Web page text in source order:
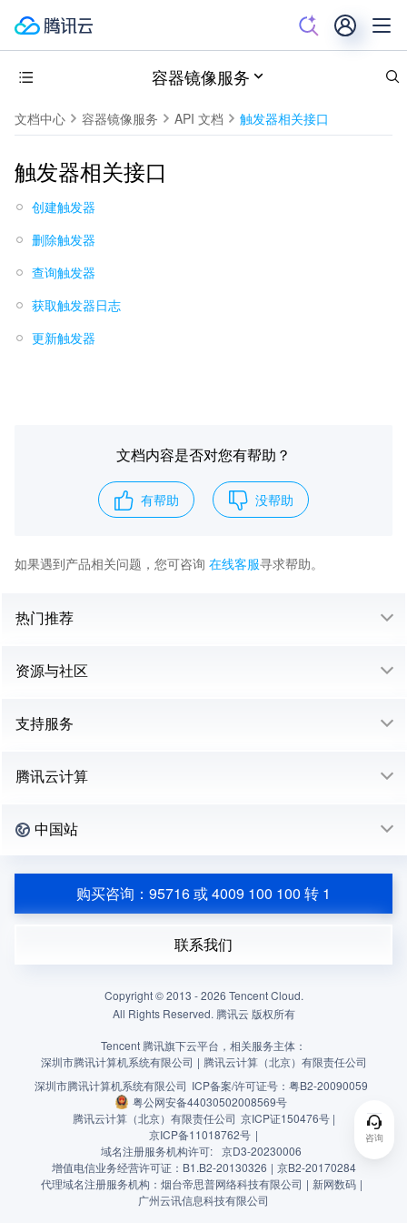
容器镜像服务
文档中心 容器镜像服务 API 文档 触发器相关接口
触发器相关接口
创建触发器
删除触发器
查询触发器
获取触发器日志
更新触发器
文档内容是否对您有帮助？
有帮助 没帮助
如果遇到产品相关问题，您可咨询 在线客服寻求帮助。
咨询
热门推荐
资源与社区
支持服务
腾讯云计算
中国站
购买咨询：95716 或 4009 100 100 转 1
联系我们
Copyright © 2013 -2026 Tencent Cloud.
All Rights Reserved. 腾讯云 版权所有
Tencent 腾讯旗下云平台，相关服务主体：
深圳市腾讯计算机系统有限公司 | 腾讯云计算（北京）有限责任公司
深圳市腾讯计算机系统有限公司 ICP备案/许可证号： 粤B2-20090059
粤公网安备44030502008569号
腾讯云计算（北京）有限责任公司 京ICP证150476号 |
京ICP备11018762号 |
域名注册服务机构许可: 京D3-20230006
增值电信业务经营许可证：B1.B2-20130326 | 京B2-20170284
代理域名注册服务机构：烟台帝思普网络科技有限公司 | 新网数码 |
广州云讯信息科技有限公司